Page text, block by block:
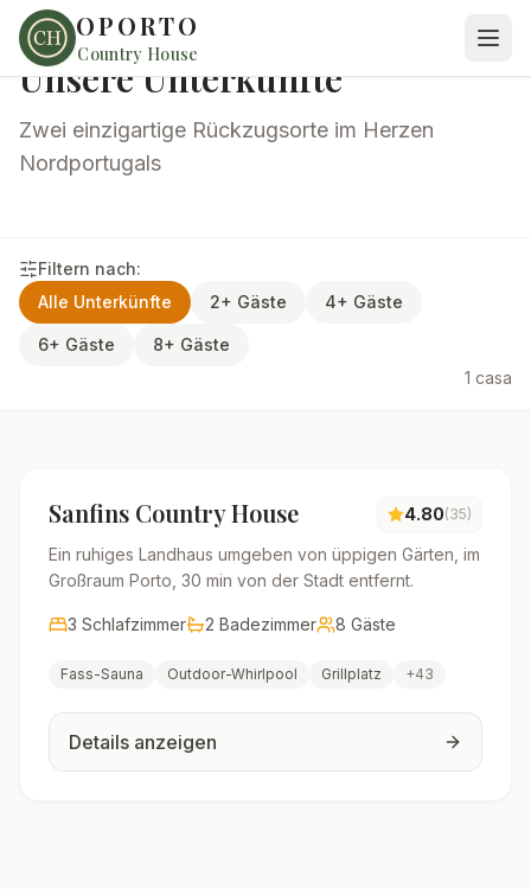
OPORTO
Country House
Unsere Unterkünfte
Zwei einzigartige Rückzugsorte im Herzen
Nordportugals
Filtern nach:
Alle Unterkünfte
2+ Gäste 4+ Gäste
6+ Gäste
8+ Gäste
1 casa
Superhost
Sanfins Country House 4.80(35)
Ein ruhiges Landhaus umgeben von üppigen Gärten, im
Großraum Porto, 30 min von der Stadt entfernt.
3 Schlafzimmer 2 Badezimmer 8 Gäste
Fass-Sauna Outdoor-Whirlpool Grillplatz +43
Details anzeigen